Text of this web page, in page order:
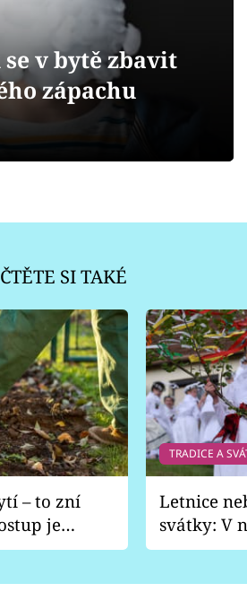
v bytě zbavit
zápachu
SI TAKÉ
– to zní
je
TRADICE A
Letnice
svátky: V
pondělí